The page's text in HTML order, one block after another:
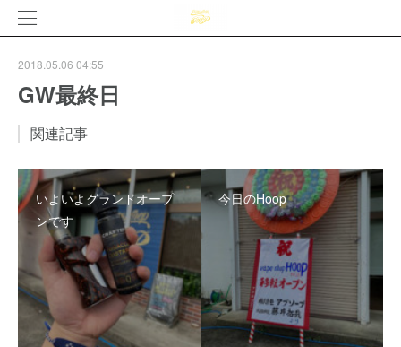
2018.05.06 04:55
GW最終日
関連記事
いよいよグランドオープ
ンです
今日のHoop